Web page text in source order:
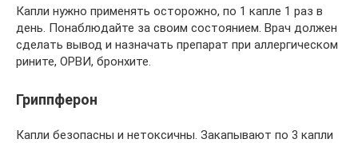
Капли нужно применять осторожно, по 1 капле 1 раз в
день. Понаблюдайте за своим состоянием. Врач должен
сделать вывод и назначать препарат при аллергическом
рините, ОРВИ, бронхите.
Гриппферон
Капли безопасны и нетоксичны. Закапывают по 3 капли